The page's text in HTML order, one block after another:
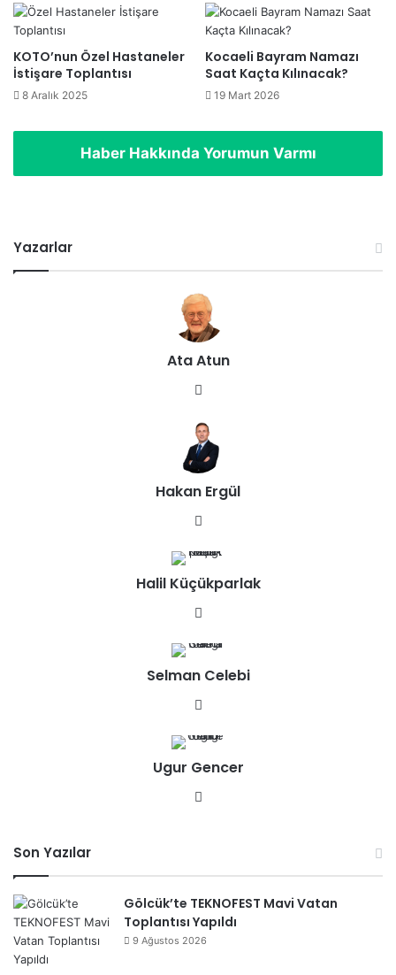
KOTO’nun Özel Hastaneler
İstişare Toplantısı
8 Aralık 2025
Kocaeli Bayram Namazı
Saat Kaçta Kılınacak?
19 Mart 2026
Haber Hakkında Yorumun Varmı
Yazarlar
Ata Atun
esi
Hakan Ergül
sit
esi
Halil Küçükparlak
sit
esi
Selman Celebi
sit
esi
Ugur Gencer
Son Yazılar
Gölcük’te TEKNOFEST Mavi Vatan
Toplantısı Yapıldı
9 Ağustos 2026